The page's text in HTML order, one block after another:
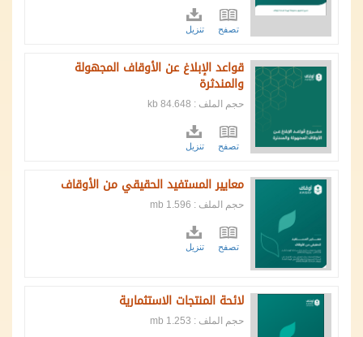
تصفح تنزيل
قواعد الإبلاغ عن الأوقاف المجهولة
والمندثرة
حجم الملف : 84.648 kb
تصفح تنزيل
معايير المستفيد الحقيقي من الأوقاف
حجم الملف : 1.596 mb
تصفح تنزيل
لائحة المنتجات الاستثمارية
حجم الملف : 1.253 mb